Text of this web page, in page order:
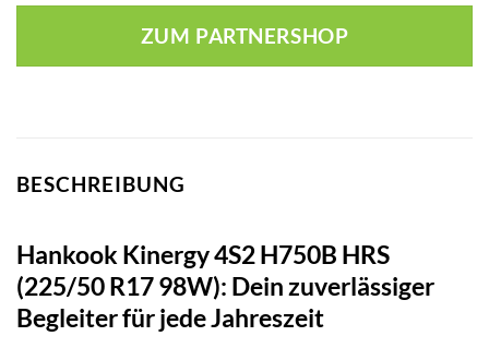
ZUM PARTNERSHOP
BESCHREIBUNG
Hankook Kinergy 4S2 H750B HRS
(225/50 R17 98W): Dein zuverlässiger
Begleiter für jede Jahreszeit